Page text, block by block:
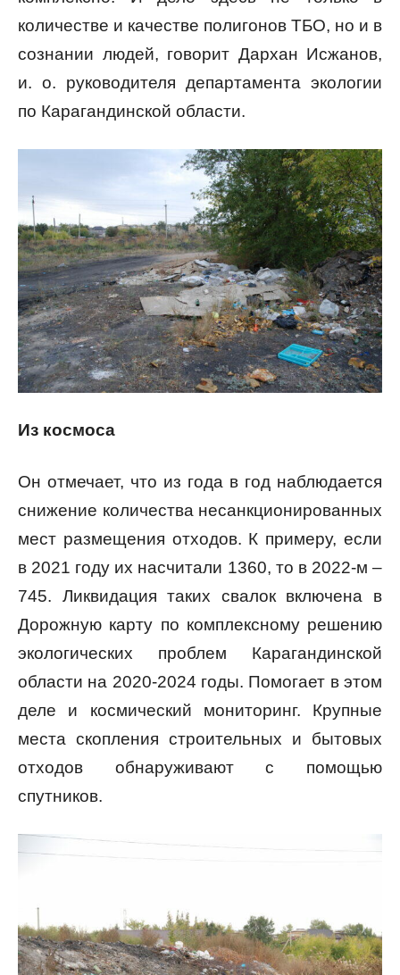
количестве и качестве полигонов ТБО, но и в
сознании людей, говорит Дархан Исжанов,
и. о. руководителя департамента экологии
по Карагандинской области.
Из космоса
Он отмечает, что из года в год наблюдается
снижение количества несанкционированных
мест размещения отходов. К примеру, если
в 2021 году их насчитали 1360, то в 2022-м –
745. Ликвидация таких свалок включена в
Дорожную карту по комплексному решению
экологических проблем Карагандинской
области на 2020-2024 годы. Помогает в этом
деле и космический мониторинг. Крупные
места скопления строительных и бытовых
отходов обнаруживают с помощью
спутников.